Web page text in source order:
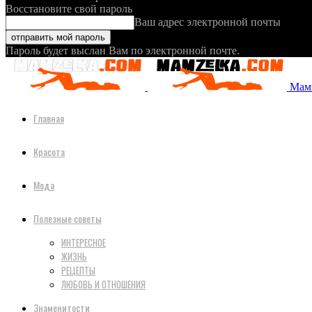
Восстановите свой пароль
Ваш адрес электронной почты
Пароль будет выслан Вам по электронной почте.
Главная
Красота
Мода
Полезные советы
ИНТЕРЕСНОЕ
ЖИЗНЬ
РЕЦЕПТЫ
ЛЮБОВЬ И ОТНОШЕНИЯ
Знаменитости